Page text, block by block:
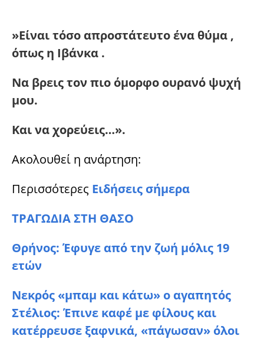
»Είναι τόσο απροστάτευτο ένα θύμα ,
όπως η Ιβάνκα .
Να βρεις τον πιο όμορφο ουρανό ψυχή
μου.
Και να χορεύεις…».
Ακολουθεί η ανάρτηση:
Περισσότερες Ειδήσεις σήμερα
ΤΡΑΓΩΔΙΑ ΣΤΗ ΘΑΣΟ
Θρήνος: Έφυγε από την ζωή μόλις 19
ετών
Νεκρός «μπαμ και κάτω» ο αγαπητός
Στέλιος: Έπινε καφέ με φίλους και
κατέρρευσε ξαφνικά, «πάγωσαν» όλοι